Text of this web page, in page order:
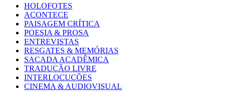
Primary
Menu
HOLOFOTES
ACONTECE
PAISAGEM CRÍTICA
POESIA & PROSA
ENTREVISTAS
RESGATES & MEMÓRIAS
SACADA ACADÊMICA
TRADUÇÃO LIVRE
INTERLOCUÇÕES
CINEMA & AUDIOVISUAL